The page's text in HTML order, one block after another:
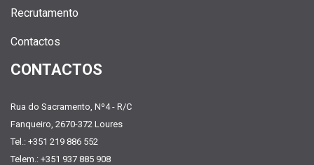
Recrutamento
Contactos
CONTACTOS
Rua do Sacramento, Nº4 - R/C
Fanqueiro, 2670-372 Loures
Tel.: +351 219 886 552
Telem.: +351 937 885 908